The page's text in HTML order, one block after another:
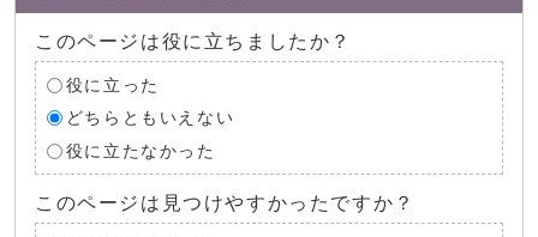
このページは役に立ちましたか？
役に立った
どちらともいえない
役に立たなかった
このページは見つけやすかったですか？